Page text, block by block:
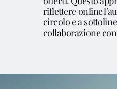
riflettere online
circolo e a
collaborazione
Blog